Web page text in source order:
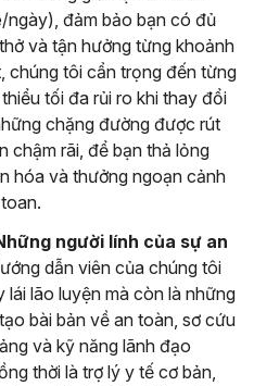
ngày), đảm bảo bạn có đủ
và tận hưởng từng khoảnh
chúng tôi cẩn trọng đến từng
tối đa rủi ro khi thay đổi
chặng đường được rút
chậm rãi, để bạn thả lỏng
hóa và thưởng ngoạn cảnh
người lính của sự an
dẫn viên của chúng tôi
lái lão luyện mà còn là những
bài bản về an toàn, sơ cứu
và kỹ năng lãnh đạo
thời là trợ lý y tế cơ bản,